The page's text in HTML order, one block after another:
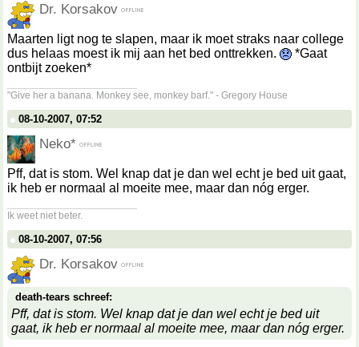
Dr. Korsakov
Maarten ligt nog te slapen, maar ik moet straks naar college
dus helaas moest ik mij aan het bed onttrekken.
*Gaat
ontbijt zoeken*
"Give her a banana. Monkey see, monkey barf." - Gregory House
08-10-2007, 07:52
Neko*
Pff, dat is stom. Wel knap dat je dan wel echt je bed uit gaat,
ik heb er normaal al moeite mee, maar dan nóg erger.
Ik weet niet beter.
08-10-2007, 07:56
Dr. Korsakov
death-tears schreef:
Pff, dat is stom. Wel knap dat je dan wel echt je bed uit
gaat, ik heb er normaal al moeite mee, maar dan nóg erger.